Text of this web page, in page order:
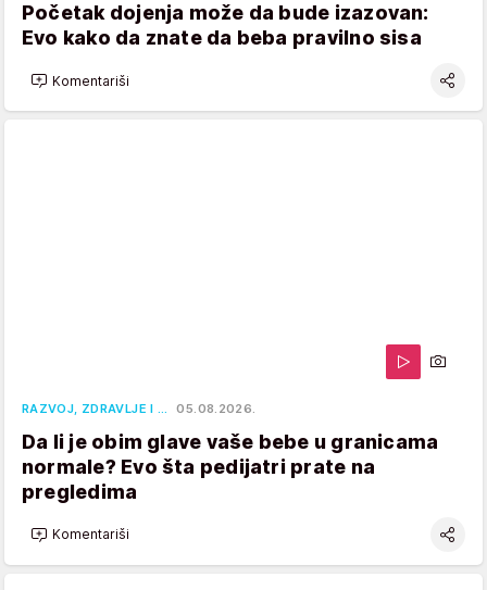
Početak dojenja može da bude izazovan:
Evo kako da znate da beba pravilno sisa
Komentariši
RAZVOJ, ZDRAVLJE I … 05.08.2026.
Da li je obim glave vaše bebe u granicama
normale? Evo šta pedijatri prate na
pregledima
Komentariši